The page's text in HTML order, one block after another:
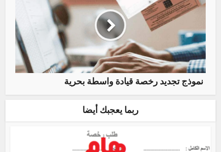
نموذج تجديد رخصة قيادة واسطة بحرية
ربما يعجبك أيضا